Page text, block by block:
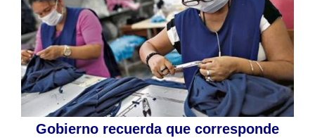
Gobierno recuerda que corresponde